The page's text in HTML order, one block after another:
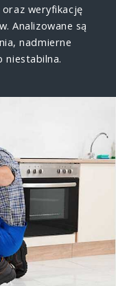
oraz weryfikację
Analizowane są
nadmierne
niestabilna.